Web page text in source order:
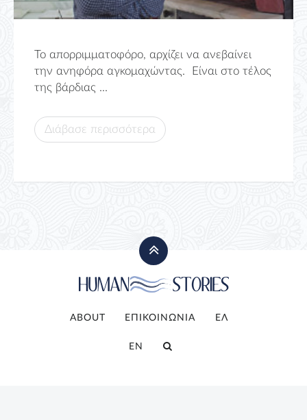
Το απορριμματοφόρο, αρχίζει να ανεβαίνει
την ανηφόρα αγκομαχώντας. Είναι στο τέλος
της βάρδιας ...
Διάβασε περισσότερα
ABOUT ΕΠΙΚΟΙΝΩΝΙΑ ΕΛ
EN